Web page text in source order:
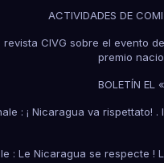
ACTIVIDADES DE
CIVG sobre el evento
premio
BOLETÍN EL
: ¡ Nicaragua va rispettato!
: Le Nicaragua se respecte !